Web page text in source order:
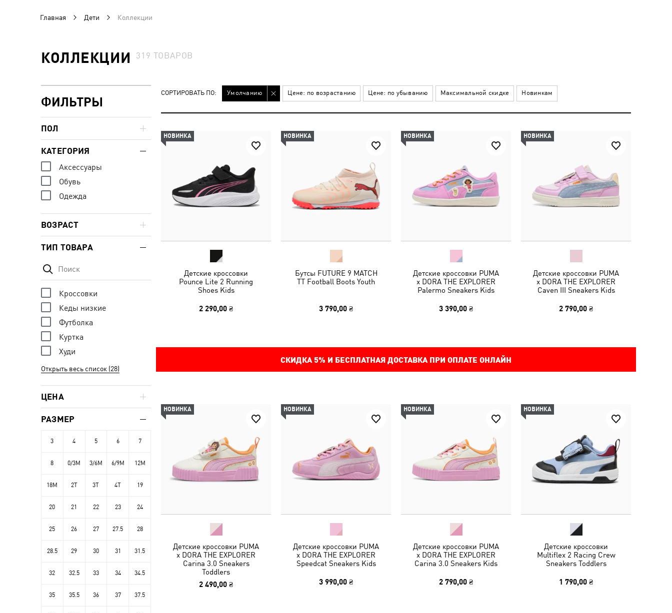
Главная Дети Коллекции
КОЛЛЕКЦИИ 319 ТОВАРОВ
СОРТИРОВАТЬ ПО: Умолчанию Цене: по возрастанию Цене: по убыванию Максимальной скидке Новинкам
НОВИНКА
Детские кроссовки
Pounce Lite 2 Running
Shoes Kids
2 290,00 ₴
НОВИНКА
Бутсы FUTURE 9 MATCH
TT Football Boots Youth
3 790,00 ₴
НОВИНКА
Детские кроссовки PUMA
x DORA THE EXPLORER
Palermo Sneakers Kids
3 390,00 ₴
НОВИНКА
Детские кроссовки PUMA
x DORA THE EXPLORER
Caven III Sneakers Kids
2 790,00 ₴
СКИДКА 5% И БЕСПЛАТНАЯ ДОСТАВКА ПРИ ОПЛАТЕ ОНЛАЙН
НОВИНКА
Детские кроссовки PUMA
x DORA THE EXPLORER
Carina 3.0 Sneakers
Toddlers
2 490,00 ₴
НОВИНКА
Детские кроссовки PUMA
x DORA THE EXPLORER
Speedcat Sneakers Kids
3 990,00 ₴
НОВИНКА
Детские кроссовки PUMA
x DORA THE EXPLORER
Carina 3.0 Sneakers Kids
2 790,00 ₴
НОВИНКА
Детские кроссовки
Multiflex 2 Racing Crew
Sneakers Toddlers
1 790,00 ₴
ФИЛЬТРЫ
ПОЛ
КАТЕГОРИЯ
Аксессуары
Обувь
Одежда
ВОЗРАСТ
ТИП ТОВАРА
Кроссовки
Кеды низкие
Футболка
Куртка
Худи
Открыть весь список (28)
ЦЕНА
РАЗМЕР
3 4 5 6 7
8 0/3M 3/6M 6/9M 12M
18M 2T 3T 4T 19
20 21 22 23 24
25 26 27 27.5 28
28.5 29 30 31 31.5
32 32.5 33 34 34.5
35 35.5 36 37 37.5